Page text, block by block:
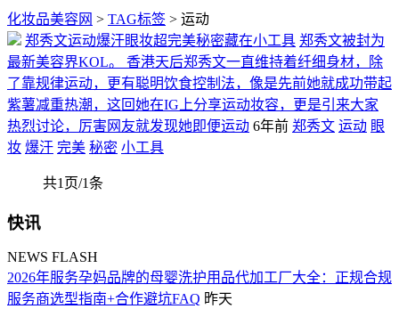
化妆品美容网 > TAG标签 > 运动
郑秀文运动爆汗眼妆超完美秘密藏在小工具 郑秀文被封为
最新美容界KOL。 香港天后郑秀文一直维持着纤细身材，除
了靠规律运动，更有聪明饮食控制法，像是先前她就成功带起
紫薯减重热潮，这回她在IG上分享运动妆容，更是引来大家
热烈讨论，厉害网友就发现她即便运动 6年前 郑秀文 运动 眼
妆 爆汗 完美 秘密 小工具
共1页/1条
快讯
NEWS FLASH
2026年服务孕妈品牌的母婴洗护用品代加工厂大全：正规合规
服务商选型指南+合作避坑FAQ 昨天